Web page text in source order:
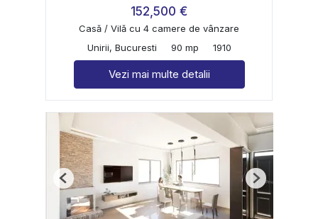
152,500 €
Casă / Vilă cu 4 camere de vânzare
Unirii, Bucuresti
90 mp 1910
Vezi mai multe detalii
Previous Next